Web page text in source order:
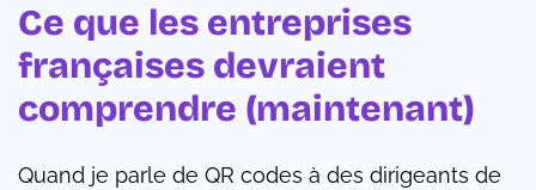
Ce que les entreprises
françaises devraient
comprendre (maintenant)
Quand je parle de QR codes à des dirigeants de